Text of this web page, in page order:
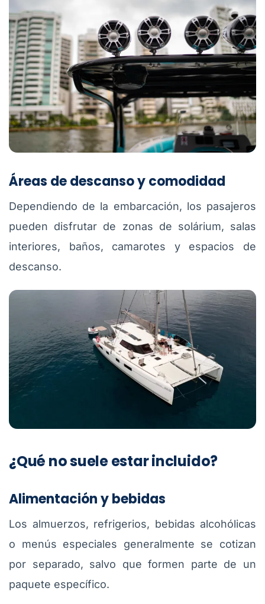
Áreas de descanso y comodidad
Dependiendo de la embarcación, los pasajeros
pueden disfrutar de zonas de solárium, salas
interiores, baños, camarotes y espacios de
descanso.
¿Qué no suele estar incluido?
Alimentación y bebidas
Los almuerzos, refrigerios, bebidas alcohólicas
o menús especiales generalmente se cotizan
por separado, salvo que formen parte de un
paquete específico.